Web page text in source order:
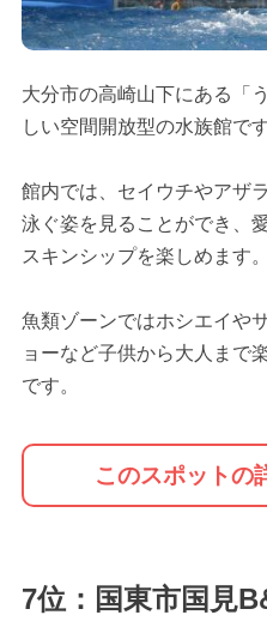
大分市の高崎山下にある「
しい空間開放型の水族館です
館内では、セイウチやアザ
泳ぐ姿を見ることができ、
スキンシップを楽しめます。
魚類ゾーンではホシエイや
ョーなど子供から大人まで
です。
このスポットの
7位：国東市国見